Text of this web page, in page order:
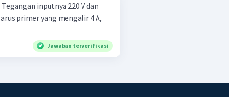
inputnya 220 V dan
primer yang mengalir 4 A,
Jawaban terverifikasi